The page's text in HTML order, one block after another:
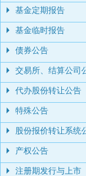
基金定期报告
基金临时报告
债券公告
交易所、结算公司
代办股份转让公告
特殊公告
股份报价转让系统
产权公告
注册期发行与上市